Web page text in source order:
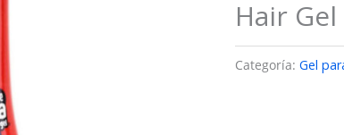
Hair
Categoría:Gel